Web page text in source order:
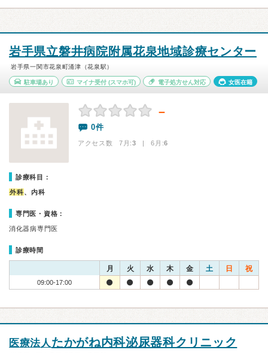
岩手県立磐井病院附属花泉地域診療センター
岩手県一関市花泉町涌津（花泉駅）
駐車場あり マイナ受付(スマホ可) 電子処方せん対応 女医在籍
－
0件
アクセス数 7月:3 | 6月:6
診療科目：
外科、内科
専門医・資格：
消化器病専門医
診療時間
月 火 水 木 金 土 日 祝
09:00-17:00
医療法人たかがね内科泌尿器科クリニック